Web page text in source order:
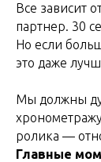
Все зависит
партнер. 30
Но если
это даже
Мы должны
ролика —
Главные